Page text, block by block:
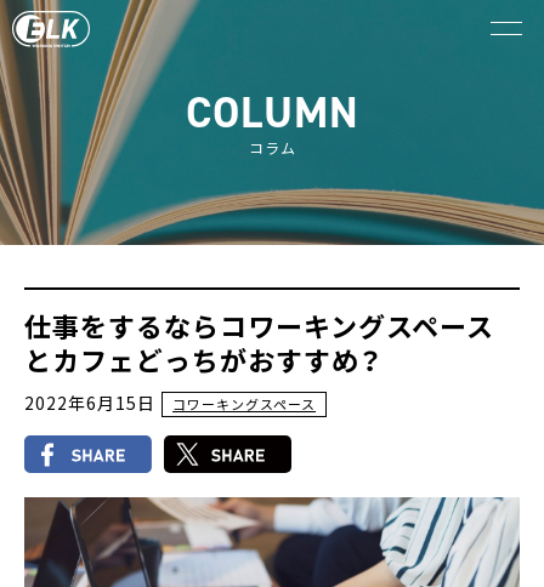
COLUMN
コラム
仕事をするならコワーキングスペース
とカフェどっちがおすすめ？
2022年6月15日 コワーキングスペース